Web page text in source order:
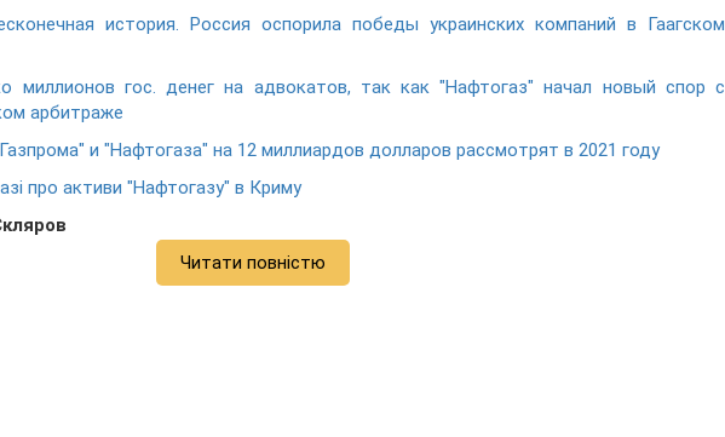
история. Россия оспорила победы украинских компаний в Гаагском
миллионов гос. денег на адвокатов, так как "Нафтогаз" начал новый спор с
арбитраже
и "Нафтогаза" на 12 миллиардов долларов рассмотрят в 2021 году
про активи "Нафтогазу" в Криму
Читати повністю